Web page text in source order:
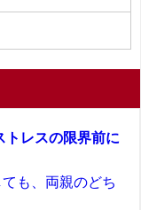
トレスの限界前に
も、両親のどち